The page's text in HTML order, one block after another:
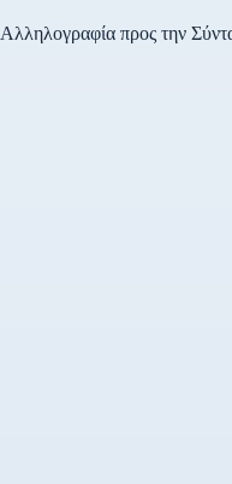
Αλληλογραφία προς την